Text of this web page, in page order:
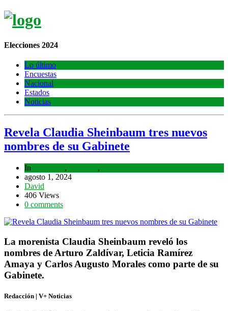
Elecciones 2024
Lo último
Encuestas
Nacional
Estados
Noticias
Revela Claudia Sheinbaum tres nuevos
nombres de su Gabinete
In , ,
agosto 1, 2024
David
406 Views
0 comments
La morenista Claudia Sheinbaum reveló los
nombres de Arturo Zaldívar, Leticia Ramírez
Amaya y Carlos Augusto Morales como parte de su
Gabinete.
Redacción | V+ Noticias